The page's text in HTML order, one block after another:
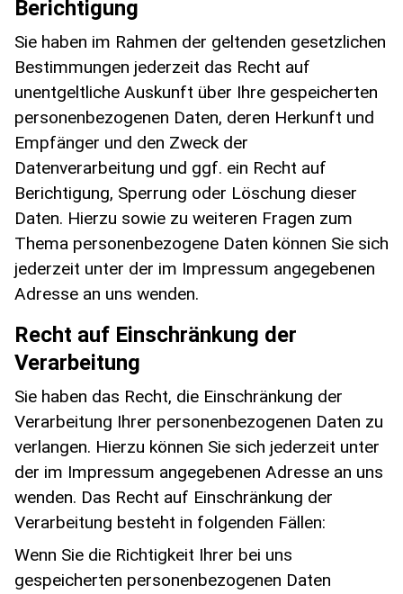
Berichtigung
Sie haben im Rahmen der geltenden gesetzlichen
Bestimmungen jederzeit das Recht auf
unentgeltliche Auskunft über Ihre gespeicherten
personenbezogenen Daten, deren Herkunft und
Empfänger und den Zweck der
Datenverarbeitung und ggf. ein Recht auf
Berichtigung, Sperrung oder Löschung dieser
Daten. Hierzu sowie zu weiteren Fragen zum
Thema personenbezogene Daten können Sie sich
jederzeit unter der im Impressum angegebenen
Adresse an uns wenden.
Recht auf Einschränkung der
Verarbeitung
Sie haben das Recht, die Einschränkung der
Verarbeitung Ihrer personenbezogenen Daten zu
verlangen. Hierzu können Sie sich jederzeit unter
der im Impressum angegebenen Adresse an uns
wenden. Das Recht auf Einschränkung der
Verarbeitung besteht in folgenden Fällen:
Wenn Sie die Richtigkeit Ihrer bei uns
gespeicherten personenbezogenen Daten